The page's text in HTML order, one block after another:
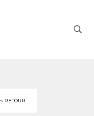
< RETOUR